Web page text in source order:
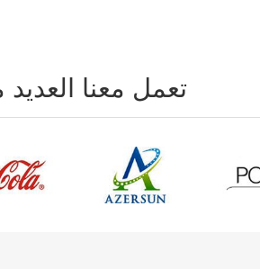
تعمل معنا